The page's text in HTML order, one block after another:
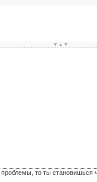
▼▲▼
то ты становишься